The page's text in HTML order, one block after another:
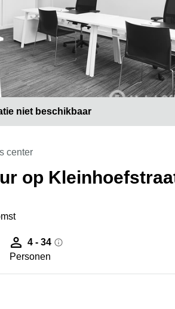
niet beschikbaar
center
op
4 - 34
Personen